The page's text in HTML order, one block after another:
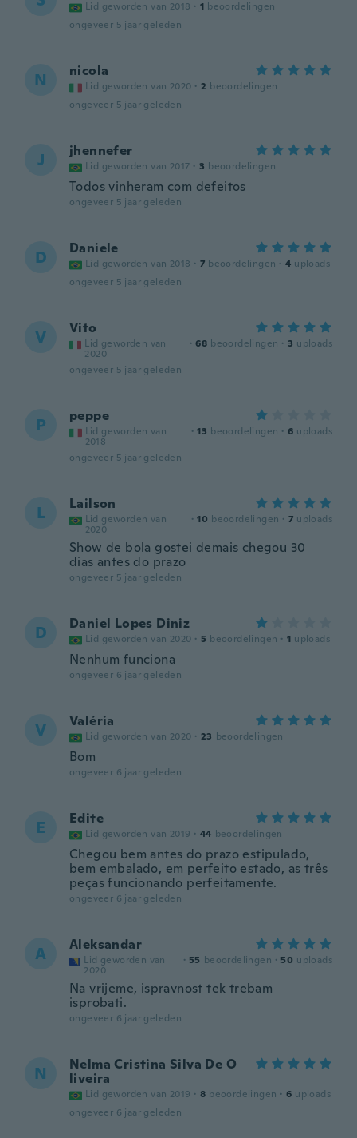
Lid geworden van 2018 · 1 beoordelingen
ongeveer 5 jaar geleden
N nicola
Lid geworden van 2020 · 2 beoordelingen
ongeveer 5 jaar geleden
J jhennefer
Lid geworden van 2017 · 3 beoordelingen
Todos vinheram com defeitos
ongeveer 5 jaar geleden
D Daniele
Lid geworden van 2018 · 7 beoordelingen · 4 uploads
ongeveer 5 jaar geleden
V Vito
Lid geworden van
2020
· 68 beoordelingen · 3 uploads
ongeveer 5 jaar geleden
P peppe
Lid geworden van
2018
· 13 beoordelingen · 6 uploads
ongeveer 5 jaar geleden
L Lailson
Lid geworden van
2020
· 10 beoordelingen · 7 uploads
Show de bola gostei demais chegou 30
dias antes do prazo
ongeveer 5 jaar geleden
D Daniel Lopes Diniz
Lid geworden van 2020 · 5 beoordelingen · 1 uploads
Nenhum funciona
ongeveer 6 jaar geleden
V Valéria
Lid geworden van 2020 · 23 beoordelingen
Bom
ongeveer 6 jaar geleden
E Edite
Lid geworden van 2019 · 44 beoordelingen
Chegou bem antes do prazo estipulado,
bem embalado, em perfeito estado, as três
peças funcionando perfeitamente.
ongeveer 6 jaar geleden
A Aleksandar
Lid geworden van
2020
· 55 beoordelingen · 50 uploads
Na vrijeme, ispravnost tek trebam
isprobati.
ongeveer 6 jaar geleden
N
Nelma Cristina Silva De O
liveira
Lid geworden van 2019 · 8 beoordelingen · 6 uploads
ongeveer 6 jaar geleden